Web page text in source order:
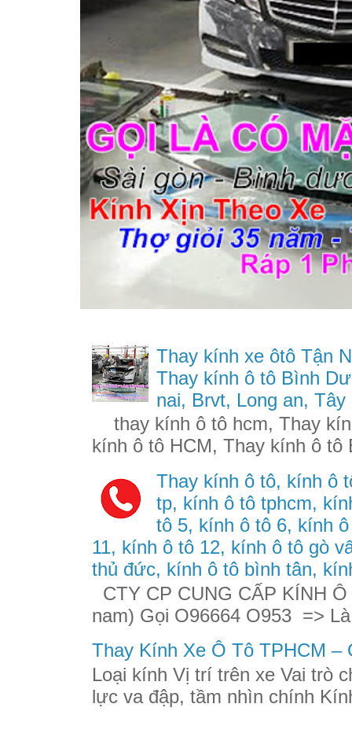
Thay kính xe ôtô Tận
Thay kính ô tô Bình
nai, Brvt, Long an,
thay kính ô tô hcm, Thay
kính ô tô HCM, Thay kính ô
Thay kính ô tô, kính ô
tp, kính ô tô tphcm,
tô 5, kính ô tô 6, kính
11, kính ô tô 12, kính ô tô gò
thủ đức, kính ô tô bình tân,
CTY CP CUNG CẤP KÍNH
nam) Gọi O96664 O953 =>
Thay Kính Xe Ô Tô TPHCM –
Loại kính Vị trí trên xe Vai trò
lực va đập, tầm nhìn chính